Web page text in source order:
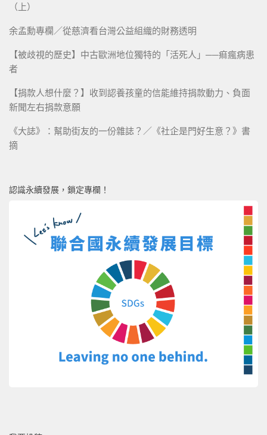
（上）
余孟勳專欄／從慈濟看台灣公益組織的財務透明
【被歧視的歷史】中古歐洲地位獨特的「活死人」──痲瘋病患
者
【捐款人想什麼？】收到認養孩童的信能維持捐款動力、負面
新聞左右捐款意願
《大誌》：幫助街友的一份雜誌？／《社企是門好生意？》書
摘
認識永續發展，鎖定專欄！